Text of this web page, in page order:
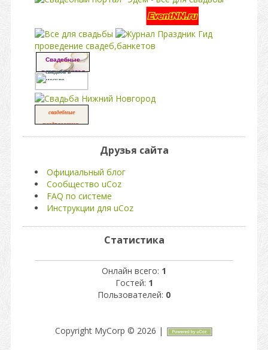
проведение свадеб,банкетов
Свадебные
платья портал
свадьба в
москве
свадебные
поздравления,
свадьба
Друзья сайта
Официальный блог
Сообщество uCoz
FAQ по системе
Инструкции для uCoz
Статистика
Онлайн всего: 1
Гостей: 1
Пользователей: 0
Copyright MyCorp © 2026 |